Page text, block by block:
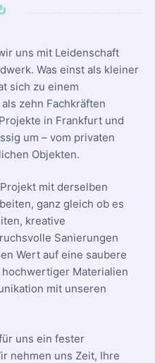
uns mit Leidenschaft
Was einst als kleiner
sich zu einem
zehn Fachkräften
in Frankfurt und
um – vom privaten
Objekten.
mit derselben
ganz gleich ob es
kreative
Sanierungen
Wert auf eine saubere
Materialien
mit unseren
uns ein fester
nehmen uns Zeit, Ihre